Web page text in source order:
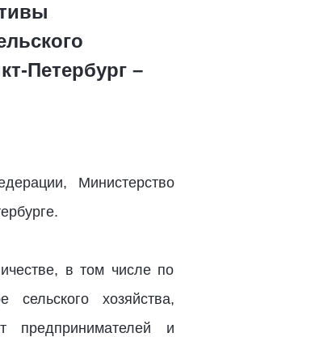
Петербург –
Министерство
в том числе по
хозяйства,
предпринимателей и